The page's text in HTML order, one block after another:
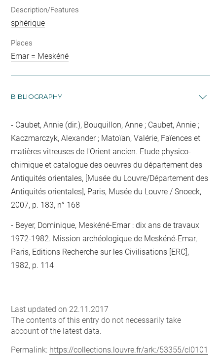
Description/Features
sphérique
Places
Emar = Meskéné
BIBLIOGRAPHY
Caubet, Annie (dir.), Bouquillon, Anne ; Caubet, Annie ;
Kaczmarczyk, Alexander ; Matoïan, Valérie, Faïences et
matières vitreuses de l'Orient ancien. Etude physico-
chimique et catalogue des oeuvres du département des
Antiquités orientales, [Musée du Louvre/Département des
Antiquités orientales], Paris, Musée du Louvre / Snoeck,
2007, p. 183, n° 168
Beyer, Dominique, Meskéné-Emar : dix ans de travaux
1972-1982. Mission archéologique de Meskéné-Emar,
Paris, Editions Recherche sur les Civilisations [ERC],
1982, p. 114
Last updated on 22.11.2017
The contents of this entry do not necessarily take
account of the latest data.
Permalink: https://collections.louvre.fr/ark:/53355/cl0101